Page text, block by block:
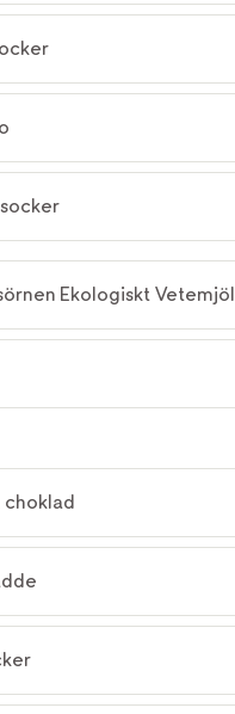
Ekologiskt Vetemjöl
choklad